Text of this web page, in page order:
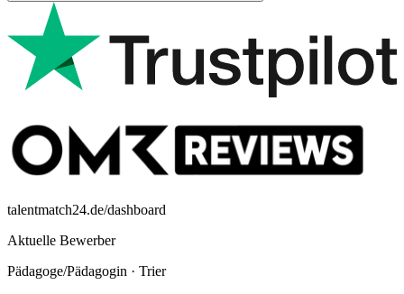
talentmatch24.de/dashboard
Aktuelle Bewerber
Pädagoge/Pädagogin · Trier